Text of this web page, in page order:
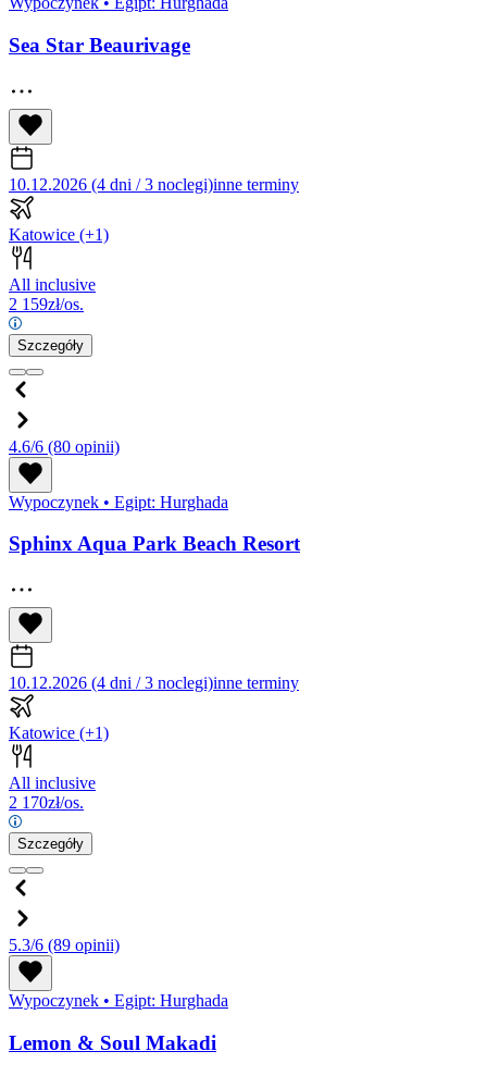
Sea Star Beaurivage
10.12.2026 (4 dni / 3 noclegi)inne terminy
Katowice (+1)
All inclusive
2 159zł/os.
Szczegóły
4.6/6 (80 opinii)
Wypoczynek • Egipt: Hurghada
Sphinx Aqua Park Beach Resort
10.12.2026 (4 dni / 3 noclegi)inne terminy
Katowice (+1)
All inclusive
2 170zł/os.
Szczegóły
5.3/6 (89 opinii)
Wypoczynek • Egipt: Hurghada
Lemon & Soul Makadi